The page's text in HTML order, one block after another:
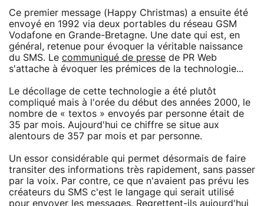
Ce premier message (Happy Christmas) a ensuite été
envoyé en 1992 via deux portables du réseau GSM
Vodafone en Grande-Bretagne. Une date qui est, en
général, retenue pour évoquer la véritable naissance
du SMS. Le communiqué de presse de PR Web
s'attache à évoquer les prémices de la technologie...
Le décollage de cette technologie a été plutôt
compliqué mais à l'orée du début des années 2000, le
nombre de « textos » envoyés par personne était de
35 par mois. Aujourd'hui ce chiffre se situe aux
alentours de 357 par mois et par personne.
Un essor considérable qui permet désormais de faire
transiter des informations très rapidement, sans passer
par la voix. Par contre, ce que n'avaient pas prévu les
créateurs du SMS c'est le langage qui serait utilisé
pour envoyer les messages. Regrettent-ils aujourd'hui